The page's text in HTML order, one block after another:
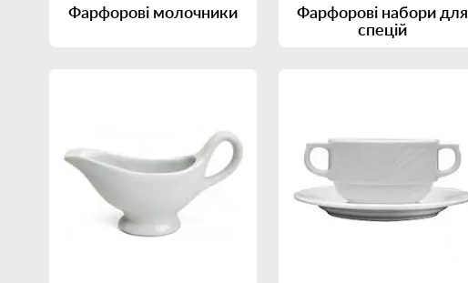
Фарфорові молочники
Фарфорові набори для
спецій